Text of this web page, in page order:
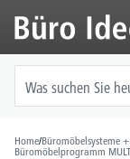
springen
Home/Büromöbelsysteme
Büromöbelprogramm